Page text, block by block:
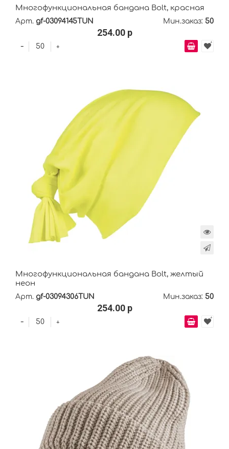
Многофункциональная бандана Bolt, красная
Арт. gf-03094145TUN Мин.заказ: 50
254.00 р
+
-
Многофункциональная бандана Bolt, желтый
неон
Арт. gf-03094306TUN Мин.заказ: 50
254.00 р
+
-